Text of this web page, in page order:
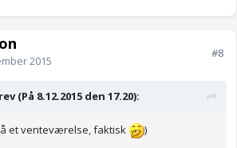
2015
#8
(På 8.12.2015 den 17.20):
et venteværelse, faktisk )